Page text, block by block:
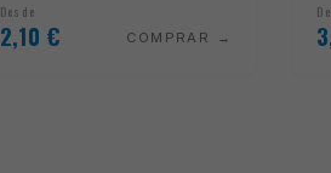
Desde
2,10 € COMPRAR